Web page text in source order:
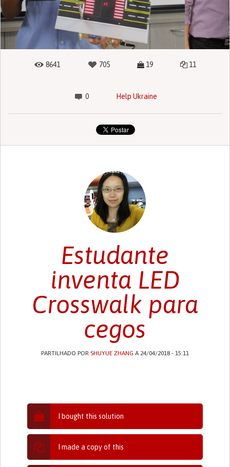
8641 705 19 11
0 Help Ukraine
Estudante
inventa LED
Crosswalk para
cegos
PARTILHADO POR SHUYUE ZHANG A 24/04/2018 - 15:11
I bought this solution
I made a copy of this